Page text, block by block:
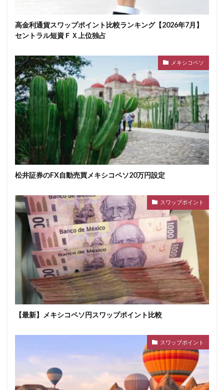
高金利通貨スワップポイント比較ランキング【2026年7月】
セントラル短資ＦＸ上位独占
メキシコペソ
松井証券のFX自動売買メキシコペソ20万円設定
スワップポイント
【最新】メキシコペソ円スワップポイント比較
スワップポイント